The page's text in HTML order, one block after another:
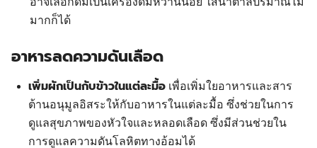
มากก็ได้
อาหารลดความดันเลือด
เพิ่มผักเป็นกับข้าวในแต่ละมื้อ เพื่อเพิ่มใยอาหารและสาร
ต้านอนุมูลอิสระให้กับอาหารในแต่ละมื้อ ซึ่งช่วยในการ
ดูแลสุขภาพของหัวใจและหลอดเลือด ซึ่งมีส่วนช่วยใน
การดูแลความดันโลหิตทางอ้อมได้